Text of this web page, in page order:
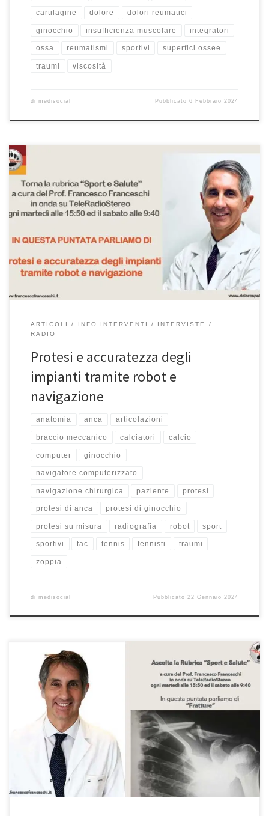
cartilagine dolore dolori reumatici
ginocchio insufficienza muscolare integratori
ossa reumatismi sportivi superfici ossee
traumi viscosità
di medisocial Pubblicato6 Febbraio 2024
Protesi e accuratezza degli impianti tramite robot e navigazione.
Intervista al Prof. Francesco Franceschi, ortopedico a Roma,
durante la rubrica “Sport e Salute” di sabato 20/1/2024. La rubrica,
Teleradiostereo ogni martedì alle 15:50 ed il sabato alle 9:40. Se
ARTICOLI INFO INTERVENTI
INTERVISTE
RADIO
Protesi e accuratezza degli
impianti tramite robot e
navigazione
anatomia anca articolazioni
braccio meccanico calciatori calcio
computer ginocchio
navigatore computerizzato
navigazione chirurgica paziente protesi
protesi di anca protesi di ginocchio
protesi su misura radiografia robot sport
sportivi tac tennis tennisti traumi
zoppia
di medisocial Pubblicato 22 Gennaio 2024
Le fratture – Prof. Francesco Franceschi chirurgo ortopedico spalla,
ginocchio e anca a Roma – Intervista “Sport e Salute” su
Teleradiostereo del 27/12/2021. Se avete perso l’intervista alla
radio, potete riascoltarla qui. È sempre un grande piacere, come
ogni martedì con il sottoscritto, ma il Professore torna anche il
sabato […]